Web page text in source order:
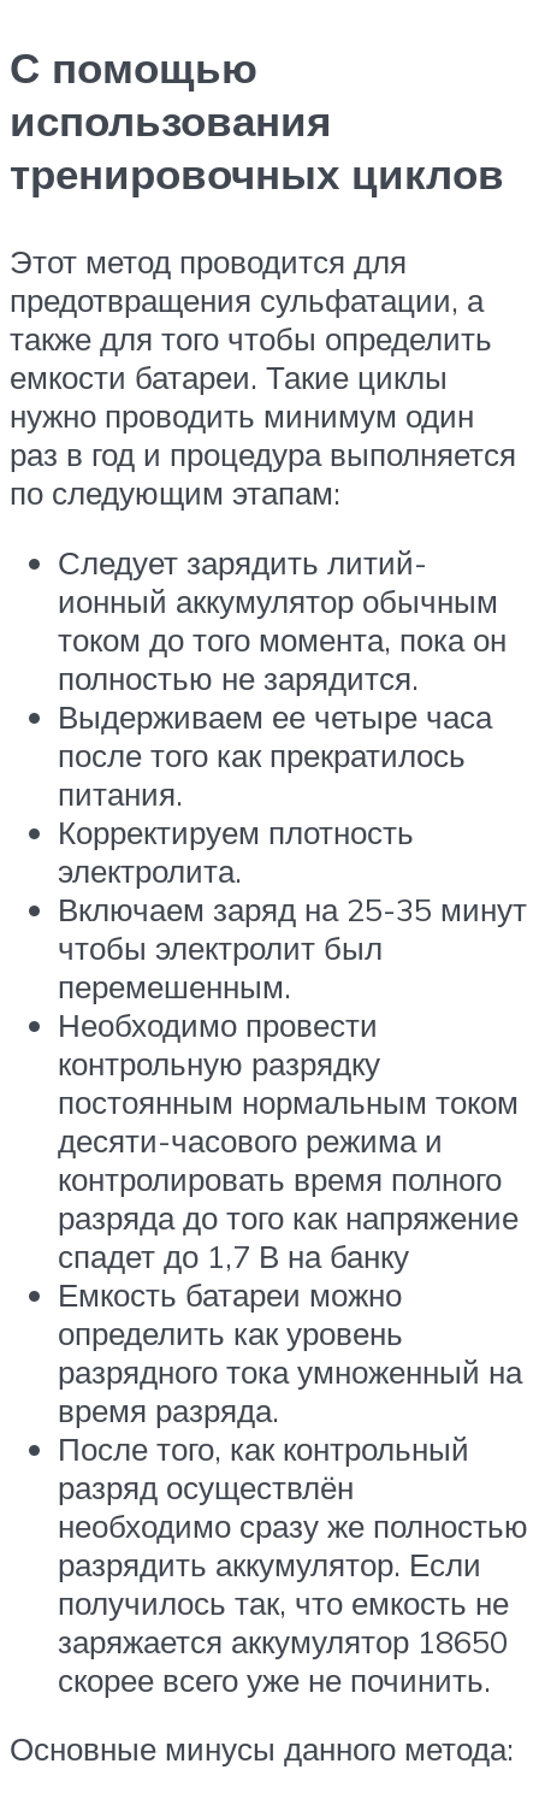
С помощью
использования
тренировочных циклов
Этот метод проводится для
предотвращения сульфатации, а
также для того чтобы определить
емкости батареи. Такие циклы
нужно проводить минимум один
раз в год и процедура выполняется
по следующим этапам:
Следует зарядить литий-
ионный аккумулятор обычным
током до того момента, пока он
полностью не зарядится.
Выдерживаем ее четыре часа
после того как прекратилось
питания.
Корректируем плотность
электролита.
Включаем заряд на 25-35 минут
чтобы электролит был
перемешенным.
Необходимо провести
контрольную разрядку
постоянным нормальным током
десяти-часового режима и
контролировать время полного
разряда до того как напряжение
спадет до 1,7 В на банку
Емкость батареи можно
определить как уровень
разрядного тока умноженный на
время разряда.
После того, как контрольный
разряд осуществлён
необходимо сразу же полностью
разрядить аккумулятор. Если
получилось так, что емкость не
заряжается аккумулятор 18650
скорее всего уже не починить.
Основные минусы данного метода: